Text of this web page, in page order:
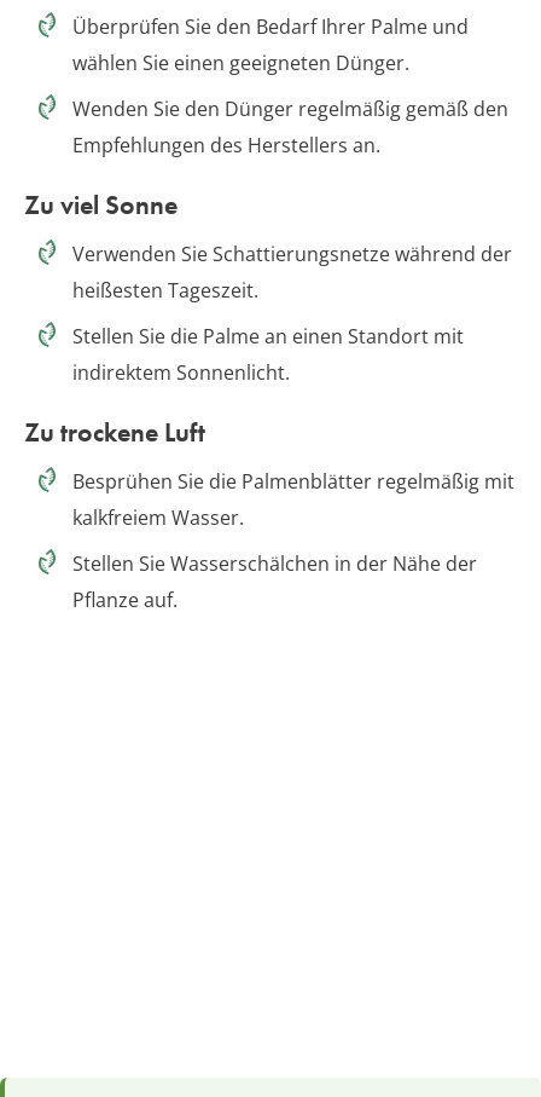
Überprüfen Sie den Bedarf Ihrer Palme und
wählen Sie einen geeigneten Dünger.
Wenden Sie den Dünger regelmäßig gemäß den
Empfehlungen des Herstellers an.
Zu viel Sonne
Verwenden Sie Schattierungsnetze während der
heißesten Tageszeit.
Stellen Sie die Palme an einen Standort mit
indirektem Sonnenlicht.
Zu trockene Luft
Besprühen Sie die Palmenblätter regelmäßig mit
kalkfreiem Wasser.
Stellen Sie Wasserschälchen in der Nähe der
Pflanze auf.